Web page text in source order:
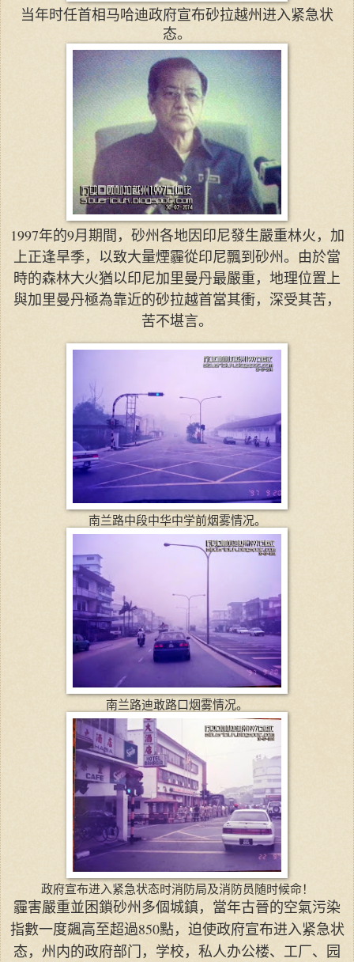
当年时任首相马哈迪政府宣布砂拉越州进入紧急状
态。
1997年的9月期間，砂州各地因印尼發生嚴重林火，加
上正逢旱季，以致大量煙霾從印尼飄到砂州。由於當
時的森林大火猶以印尼加里曼丹最嚴重，地理位置上
與加里曼丹極為靠近的砂拉越首當其衝，深受其苦，
苦不堪言。
南兰路中段中华中学前烟雾情况。
南兰路迪敢路口烟雾情况。
政府宣布进入紧急状态时消防局及消防员随时候命！
霾害嚴重並困鎖砂州多個城鎮，當年古晉的空氣污染
指數一度飆高至超過850點， 迫使政府宣布进入紧急状
态，州内的政府部门，学校，私人办公楼、工厂、园